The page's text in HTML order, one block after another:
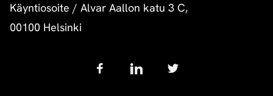
Käyntiosoite / Alvar Aallon katu 3 C,
00100 Helsinki